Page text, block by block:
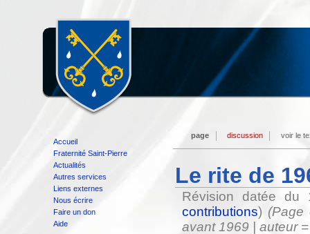
Le rite de
Révision datée
contributions) (Page
avant 1969 | auteur
page discussion voir le
Accueil
Fraternité Saint-Pierre
Actualités
Autres services
Liens externes
Nous écrire
Faire un don
Aide